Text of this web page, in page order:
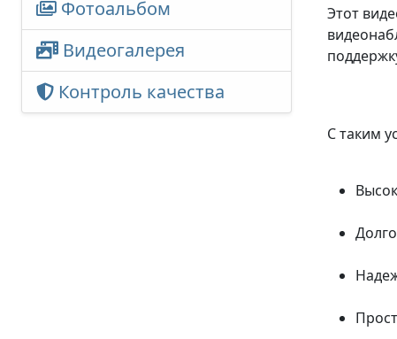
Фотоальбом
Видеогалерея
Контроль качества
Этот
С таким